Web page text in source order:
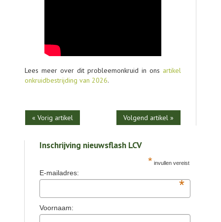
Lees meer over dit probleemonkruid in ons artikel
onkruidbestrijding van 2026.
« Vorig artikel Volgend artikel »
Inschrijving nieuwsflash LCV
* invullen vereist
E-mailadres:
*
Voornaam: